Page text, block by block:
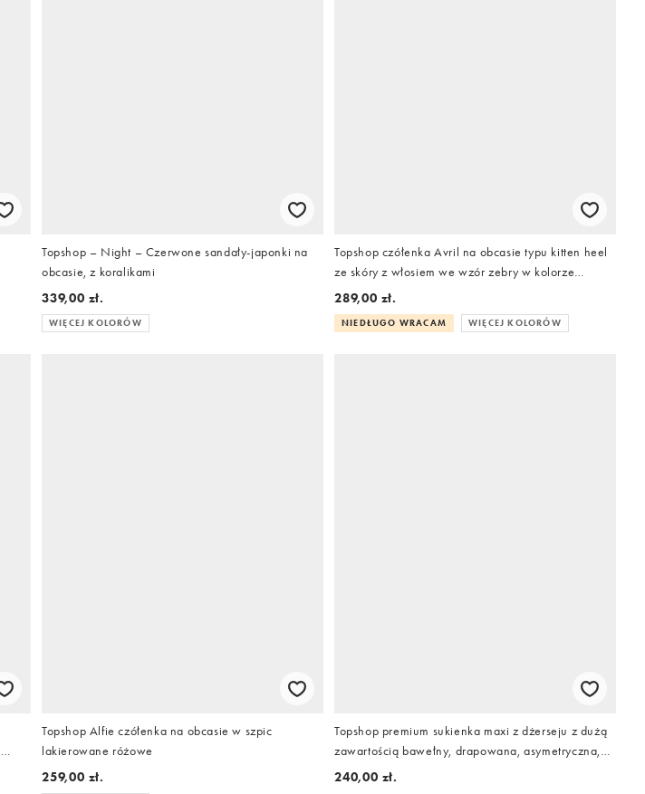
Topshop – Night – Czerwone sandały-japonki na
obcasie, z koralikami
339,00 zł.
WIĘCEJ KOLORÓW
Topshop czółenka Avril na obcasie typu kitten heel
ze skóry z włosiem we wzór zebry w kolorze
czarno-białym
289,00 zł.
NIEDŁUGO WRACAM WIĘCEJ KOLORÓW
Topshop Alfie czółenka na obcasie w szpic
lakierowane różowe
259,00 zł.
Topshop premium sukienka maxi z dżerseju z dużą
zawartością bawełny, drapowana, asymetryczna,
biała
240,00 zł.